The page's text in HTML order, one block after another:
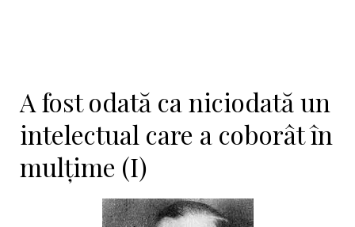
A fost odată ca niciodată un
intelectual care a coborât în
mulțime (I)